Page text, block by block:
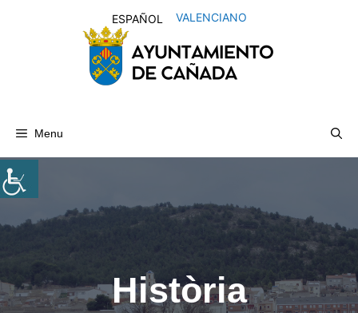
ESPAÑOL VALENCIANO
Menu
Història